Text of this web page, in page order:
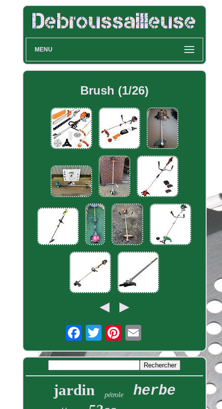
MENU
Brush (1/26)
jardin pétrole herbe